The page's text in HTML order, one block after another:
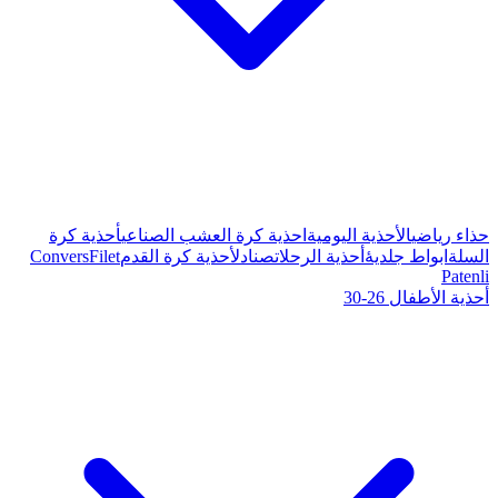
كرة العشب الصناعيأحذية كرة
صنادل أحذية كرة القدم ConversFilet